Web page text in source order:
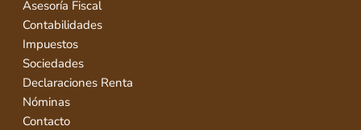
Asesoría Fiscal
Contabilidades
Impuestos
Sociedades
Declaraciones Renta
Nóminas
Contacto